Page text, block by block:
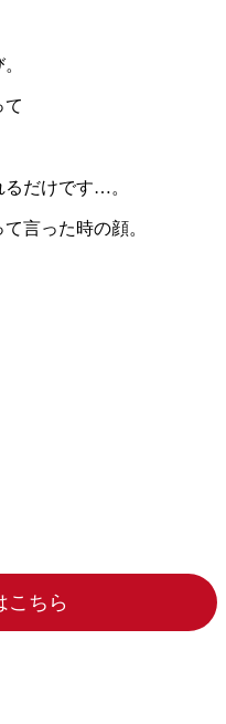
て
だけです…。
言った時の顔。
こちら